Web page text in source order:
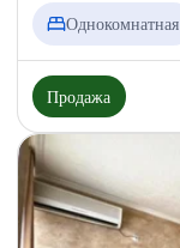
Однокомнатная
Продажа